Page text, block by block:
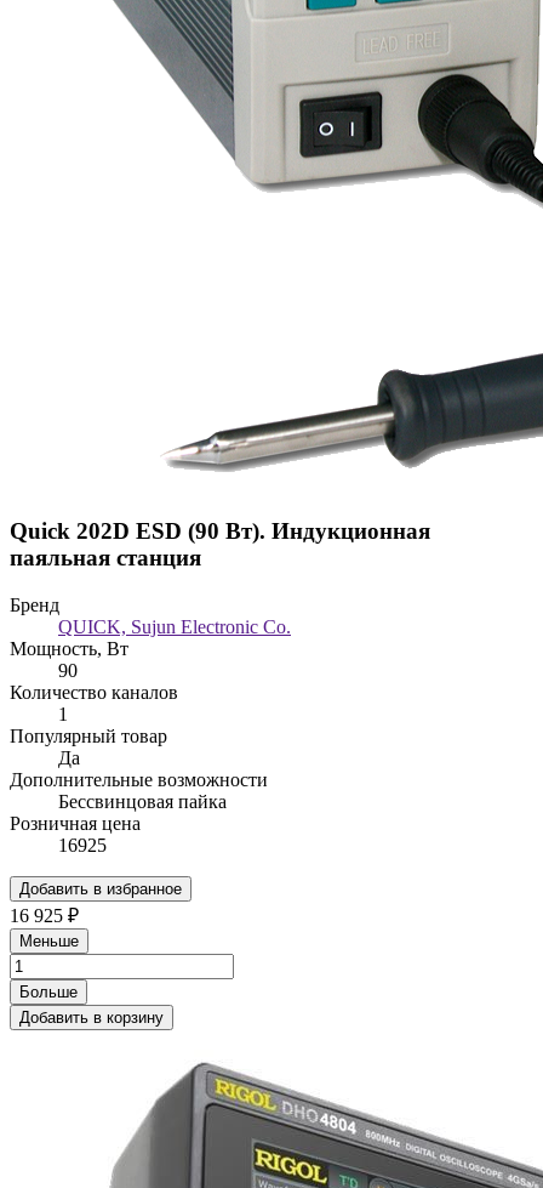
Quick 202D ESD (90 Вт). Индукционная
паяльная станция
Бренд
QUICK, Sujun Electronic Co.
Мощность, Вт
90
Количество каналов
1
Популярный товар
Да
Дополнительные возможности
Бессвинцовая пайка
Розничная цена
16925
Добавить в избранное
16 925 ₽
Меньше
Больше
Добавить в корзину